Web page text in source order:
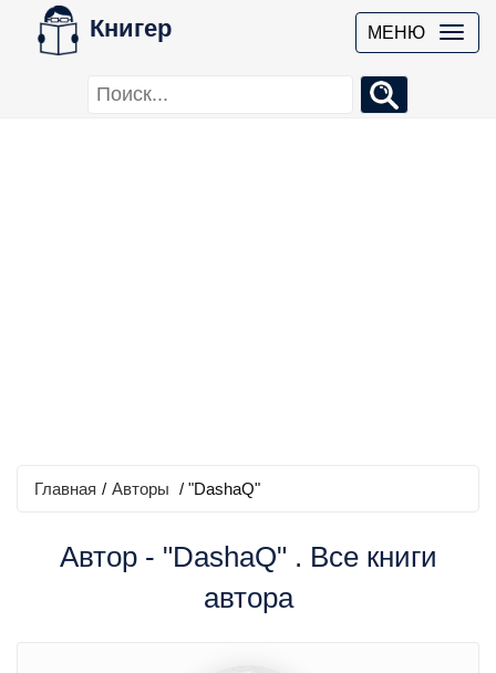
Книгер МЕНЮ
Главная / Авторы / "DashaQ"
Автор - "DashaQ" . Все книги
автора